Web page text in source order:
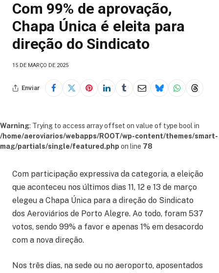
Com 99% de aprovação,
Chapa Única é eleita para
direção do Sindicato
15 DE MARÇO DE 2025
Enviar
Warning: Trying to access array offset on value of type bool in
/home/aeroviarios/webapps/ROOT/wp-content/themes/smart-
mag/partials/single/featured.php on line 78
Com participação expressiva da categoria, a eleição
que aconteceu nos últimos dias 11, 12 e 13 de março
elegeu a Chapa Única para a direção do Sindicato
dos Aeroviários de Porto Alegre. Ao todo, foram 537
votos, sendo 99% a favor e apenas 1% em desacordo
com a nova direção.
Nos três dias, na sede ou no aeroporto, aposentados